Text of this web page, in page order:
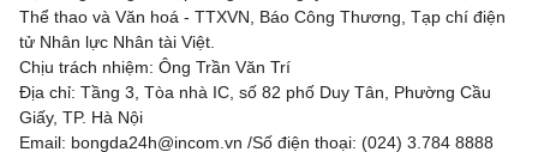
Thể thao và Văn hoá - TTXVN, Báo Công Thương, Tạp chí điện
tử Nhân lực Nhân tài Việt.
Chịu trách nhiệm: Ông Trần Văn Trí
Địa chỉ: Tầng 3, Tòa nhà IC, số 82 phố Duy Tân, Phường Cầu
Giấy, TP. Hà Nội
Email: bongda24h@incom.vn /Số điện thoại: (024) 3.784 8888